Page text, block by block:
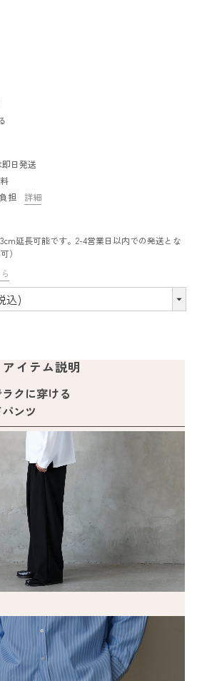
日発送
担
詳細
延長可能です。2-4営業日以内での発送とな
）
アイテム説明
クに穿ける
ンツ